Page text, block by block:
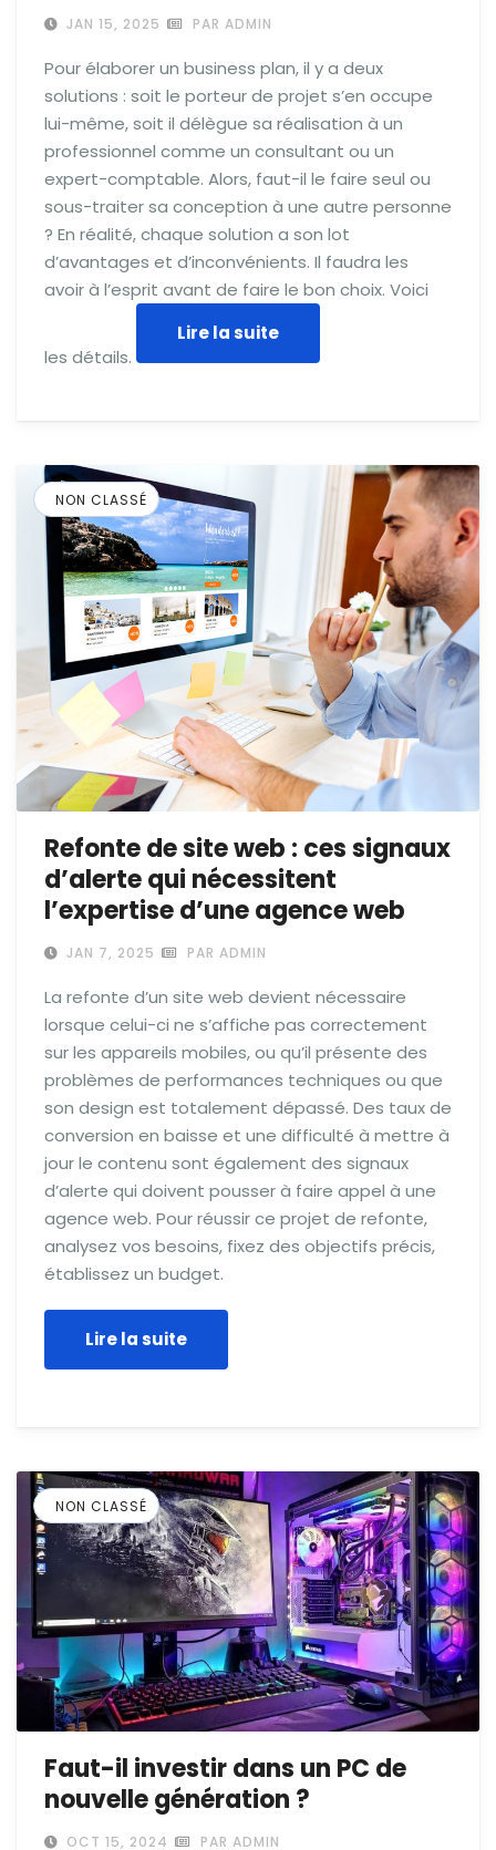
JAN 15, 2025 PAR ADMIN
Pour élaborer un business plan, il y a deux
solutions : soit le porteur de projet s’en occupe
lui-même, soit il délègue sa réalisation à un
professionnel comme un consultant ou un
expert-comptable. Alors, faut-il le faire seul ou
sous-traiter sa conception à une autre personne
? En réalité, chaque solution a son lot
d’avantages et d’inconvénients. Il faudra les
avoir à l’esprit avant de faire le bon choix. Voici
les détails.
Lire la suite
NON CLASSÉ
Refonte de site web : ces signaux
d’alerte qui nécessitent
l’expertise d’une agence web
JAN 7, 2025 PAR ADMIN
La refonte d’un site web devient nécessaire
lorsque celui-ci ne s’affiche pas correctement
sur les appareils mobiles, ou qu’il présente des
problèmes de performances techniques ou que
son design est totalement dépassé. Des taux de
conversion en baisse et une difficulté à mettre à
jour le contenu sont également des signaux
d’alerte qui doivent pousser à faire appel à une
agence web. Pour réussir ce projet de refonte,
analysez vos besoins, fixez des objectifs précis,
établissez un budget.
Lire la suite
NON CLASSÉ
Faut-il investir dans un PC de
nouvelle génération ?
OCT 15, 2024 PAR ADMIN